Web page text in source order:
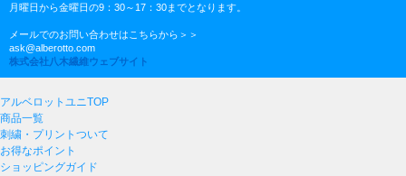
月曜日から金曜日の9：30～17：30までとなります。
メールでのお問い合わせはこちらから＞＞
ask@alberotto.com
株式会社八木繊維ウェブサイト
アルベロットユニTOP
商品一覧
刺繍・プリントついて
お得なポイント
ショッピングガイド